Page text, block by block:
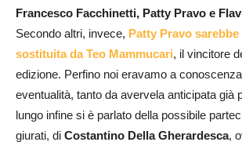
Francesco Facchinetti, Patty Pravo e
Secondo altri, invece, Patty Pravo
sostituita da Teo Mammucari, il vincitore
edizione. Perfino noi eravamo a
eventualità, tanto da avervela anticipata già
lungo infine si è parlato della possibile
giurati, di Costantino Della Gherardesca,